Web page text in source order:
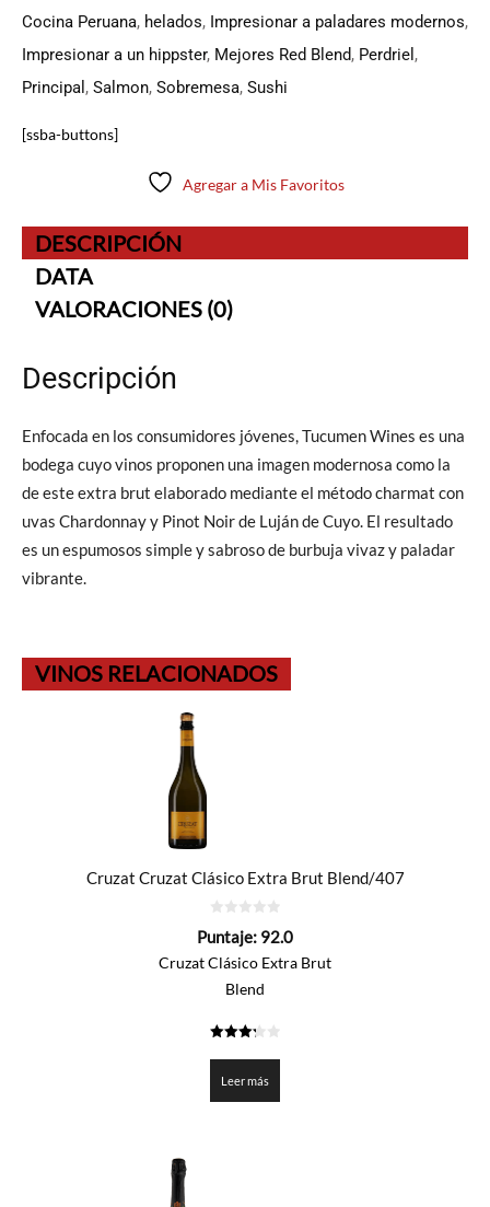
Cocina Peruana, helados, Impresionar a paladares modernos,
Impresionar a un hippster, Mejores Red Blend, Perdriel ,
Principal , Salmon, Sobremesa, Sushi
[ssba-buttons]
Agregar a Mis Favoritos
DESCRIPCIÓN
DATA
VALORACIONES (0)
Descripción
Enfocada en los consumidores jóvenes, Tucumen Wines es una
bodega cuyo vinos proponen una imagen modernosa como la
de este extra brut elaborado mediante el método charmat con
uvas Chardonnay y Pinot Noir de Luján de Cuyo. El resultado
es un espumosos simple y sabroso de burbuja vivaz y paladar
vibrante.
VINOS RELACIONADOS
Cruzat Cruzat Clásico Extra Brut Blend/407
de
Puntaje: 92.0
Cruzat Clásico Extra Brut
Blend
de 5
Leer más